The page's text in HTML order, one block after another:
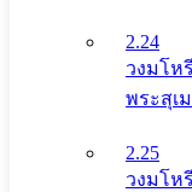
2.24
วงมโห
พระสุเ
2.25
วงมโห